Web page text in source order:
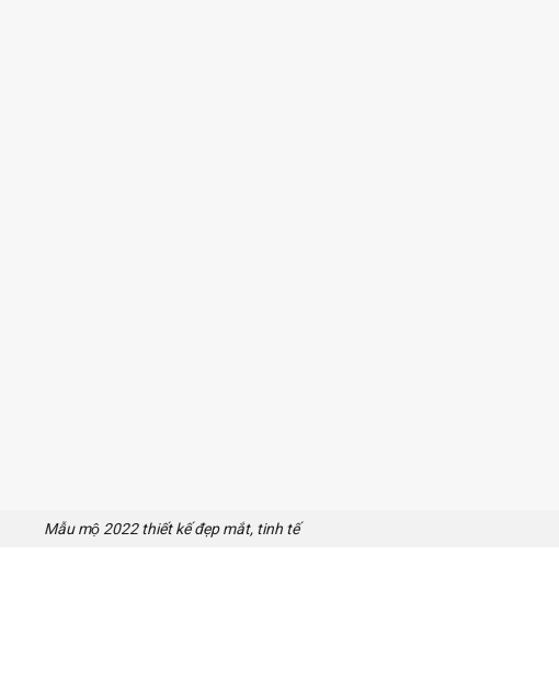
Mẫu mộ 2022 thiết kế đẹp mắt, tinh tế